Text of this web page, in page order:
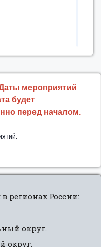
мероприятий
будет
перед началом.
регионах России:
округ.
округ.